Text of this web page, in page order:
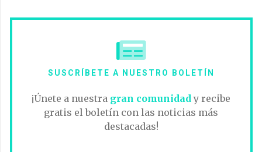
SUSCRÍBETE A NUESTRO BOLETÍN
¡Únete a nuestra gran comunidady recibe
gratis el boletín con las noticias más
destacadas!